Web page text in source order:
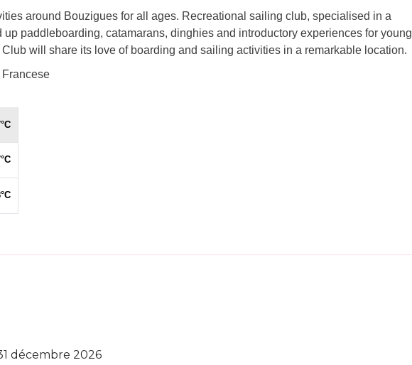
around Bouzigues for all ages. Recreational sailing club, specialised in a
paddleboarding, catamarans, dinghies and introductory experiences for young
will share its love of boarding and sailing activities in a remarkable location.
Francese
décembre 2026